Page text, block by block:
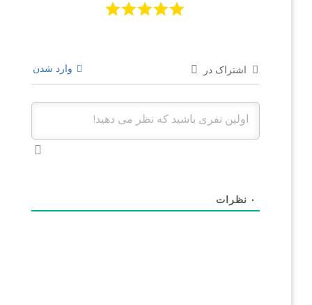
اشتراک در وارد شدن
۰ نظرات